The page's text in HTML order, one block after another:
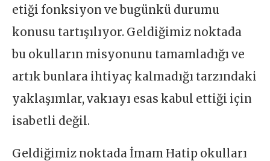
etiği fonksiyon ve bugünkü durumu
konusu tartışılıyor. Geldiğimiz noktada
bu okulların misyonunu tamamladığı ve
artık bunlara ihtiyaç kalmadığı tarzındaki
yaklaşımlar, vakıayı esas kabul ettiği için
isabetli değil.
Geldiğimiz noktada İmam Hatip okulları